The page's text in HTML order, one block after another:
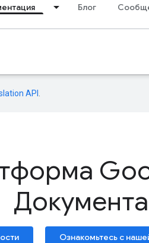
Блог
API
Ознакомьтесь с